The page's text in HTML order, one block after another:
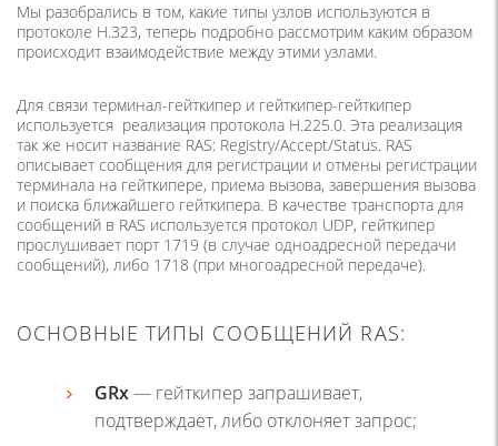
Мы разобрались в том, какие типы узлов используются в
протоколе H.323, теперь подробно рассмотрим каким образом
происходит взаимодействие между этими узлами.
Для связи терминал-гейткипер и гейткипер-гейткипер
используется реализация протокола H.225.0. Эта реализация
так же носит название RAS: Registry/Accept/Status. RAS
описывает сообщения для регистрации и отмены регистрации
терминала на гейткипере, приема вызова, завершения вызова
и поиска ближайшего гейткипера. В качестве транспорта для
сообщений в RAS используется протокол UDP, гейткипер
прослушивает порт 1719 (в случае одноадресной передачи
сообщений), либо 1718 (при многоадресной передаче).
ОСНОВНЫЕ ТИПЫ СООБЩЕНИЙ RAS:
GRx— гейткипер запрашивает,
подтверждает, либо отклоняет запрос;